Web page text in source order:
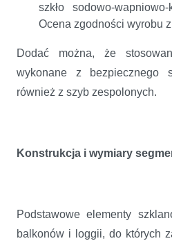
szkło sodowo-
Ocena zgodności wyrobu z
Dodać można, że
wykonane z bezpiecznego
również z szyb zespolonych.
Konstrukcja i wymiary
Podstawowe elementy
balkonów i loggii, do których